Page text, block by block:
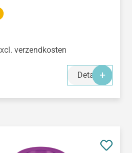
verzendkosten
Details